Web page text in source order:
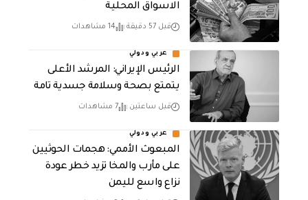
الاسواق المحلية
قبل 57 دقيقة 14 مشاهدات
عربي ودولي
الرئيس الإيراني: المرشد الأعلى
يتمتع بصحة وسلامة جسدية تامة
قبل ساعتين 7 مشاهدات
عربي ودولي
المبعوث الأممي: هجمات الحوثيين
على مأرب والمخا تزيد خطر عودة
نزاع واسع لليمن